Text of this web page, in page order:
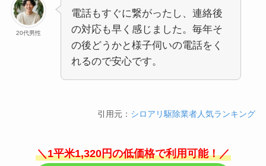
20代男性
電話もすぐに繋がったし、連絡後
の対応も早く感じました。毎年そ
の後どうかと様子伺いの電話をく
れるので安心です。
引用元： シロアリ駆除業者人気ランキング
＼1平米1,320円の低価格で利用可能！／